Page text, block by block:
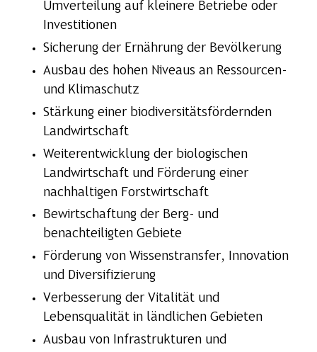
Umverteilung auf kleinere Betriebe oder
Investitionen
Sicherung der Ernährung der Bevölkerung
Ausbau des hohen Niveaus an Ressourcen-
und Klimaschutz
Stärkung einer biodiversitätsfördernden
Landwirtschaft
Weiterentwicklung der biologischen
Landwirtschaft und Förderung einer
nachhaltigen Forstwirtschaft
Bewirtschaftung der Berg- und
benachteiligten Gebiete
Förderung von Wissenstransfer, Innovation
und Diversifizierung
Verbesserung der Vitalität und
Lebensqualität in ländlichen Gebieten
Ausbau von Infrastrukturen und